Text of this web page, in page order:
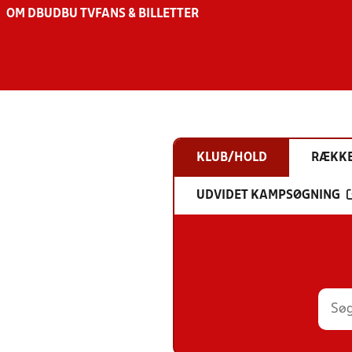
OM DBU DBU TV FANS & BILLETTER
KLUB/HOLD
UDVIDET KAMPSØGNING